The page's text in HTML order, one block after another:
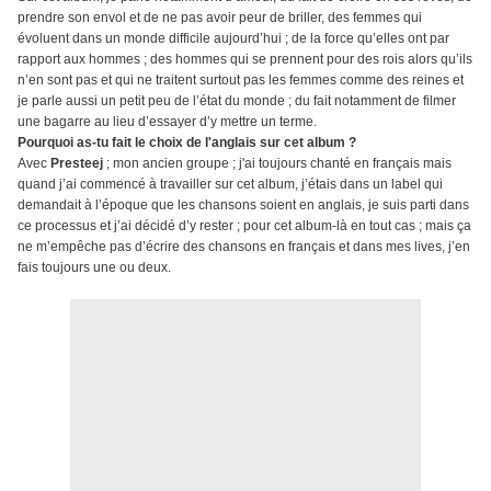
prendre son envol et de ne pas avoir peur de briller, des femmes qui
évoluent dans un monde difficile aujourd’hui ; de la force qu’elles ont par
rapport aux hommes ; des hommes qui se prennent pour des rois alors qu’ils
n’en sont pas et qui ne traitent surtout pas les femmes comme des reines et
je parle aussi un petit peu de l’état du monde ; du fait notamment de filmer
une bagarre au lieu d’essayer d’y mettre un terme.
Pourquoi as-tu fait le choix de l'anglais sur cet album ?
Avec Presteej ; mon ancien groupe ; j'ai toujours chanté en français mais
quand j’ai commencé à travailler sur cet album, j’étais dans un label qui
demandait à l’époque que les chansons soient en anglais, je suis parti dans
ce processus et j’ai décidé d’y rester ; pour cet album-là en tout cas ; mais ça
ne m’empêche pas d’écrire des chansons en français et dans mes lives, j’en
fais toujours une ou deux.